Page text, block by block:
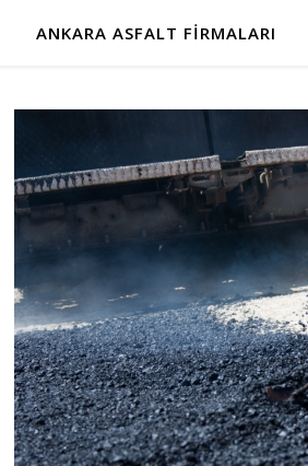
ANKARA ASFALT FIRMALARI